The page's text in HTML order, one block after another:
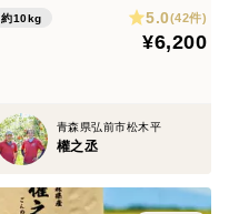
約10kg 5.0(42件)
¥6,200
青森県弘前市松木平
權之丞